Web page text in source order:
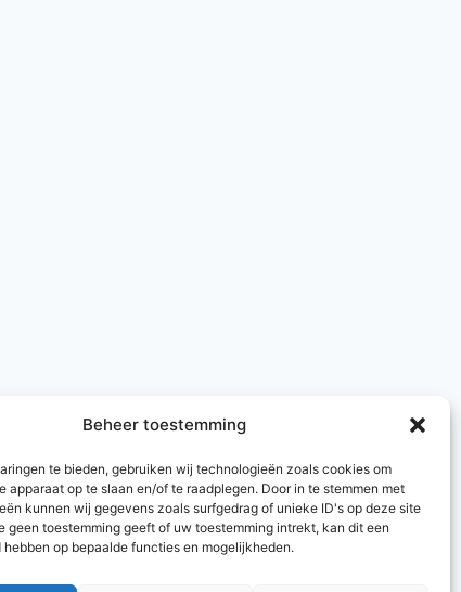
Beheer toestemming
te bieden, gebruiken wij technologieën zoals cookies om
apparaat op te slaan en/of te raadplegen. Door in te stemmen met
kunnen wij gegevens zoals surfgedrag of unieke ID's op deze site
geen toestemming geeft of uw toestemming intrekt, kan dit een
op bepaalde functies en mogelijkheden.